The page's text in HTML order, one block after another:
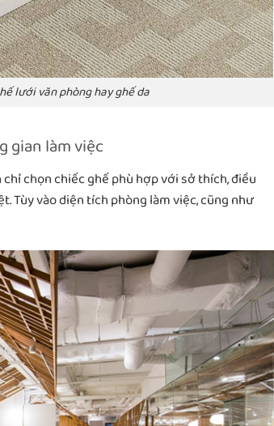
lưới văn phòng hay ghế da
gian làm việc
chọn chiếc ghế phù hợp với sở thích, điều
Tùy vào diện tích phòng làm việc, cũng như